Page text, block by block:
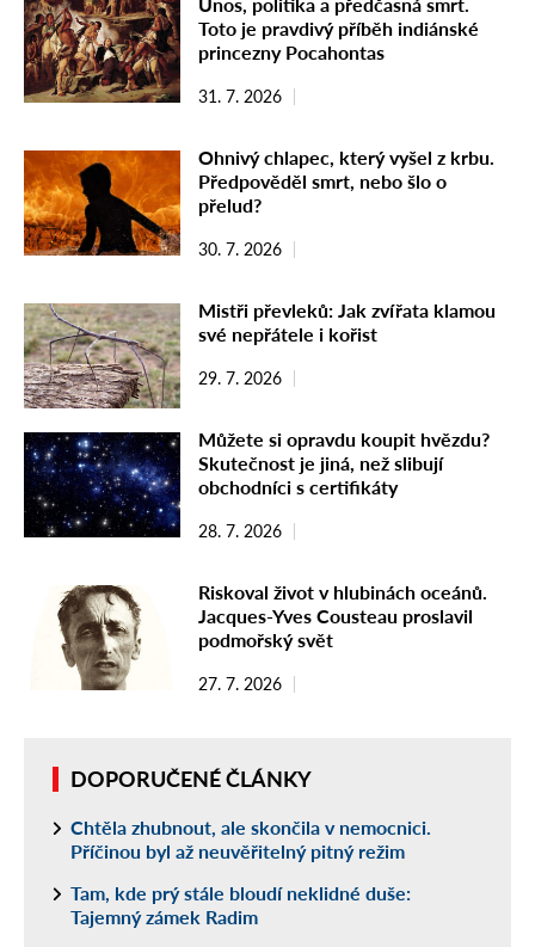
Únos, politika a předčasná smrt.
Toto je pravdivý příběh indiánské
princezny Pocahontas
31. 7. 2026
Ohnivý chlapec, který vyšel z krbu.
Předpověděl smrt, nebo šlo o
přelud?
30. 7. 2026
Mistři převleků: Jak zvířata klamou
své nepřátele i kořist
29. 7. 2026
Můžete si opravdu koupit hvězdu?
Skutečnost je jiná, než slibují
obchodníci s certifikáty
28. 7. 2026
Riskoval život v hlubinách oceánů.
Jacques-Yves Cousteau proslavil
podmořský svět
27. 7. 2026
DOPORUČENÉ ČLÁNKY
Chtěla zhubnout, ale skončila v nemocnici.
Příčinou byl až neuvěřitelný pitný režim
Tam, kde prý stále bloudí neklidné duše:
Tajemný zámek Radim